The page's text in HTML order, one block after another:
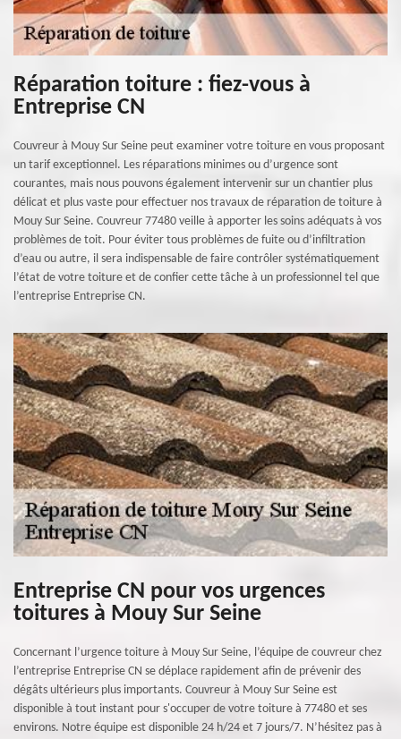
Réparation toiture : fiez-vous à
Entreprise CN
Couvreur à Mouy Sur Seine peut examiner votre toiture en vous proposant
un tarif exceptionnel. Les réparations minimes ou d’urgence sont
courantes, mais nous pouvons également intervenir sur un chantier plus
délicat et plus vaste pour effectuer nos travaux de réparation de toiture à
Mouy Sur Seine. Couvreur 77480 veille à apporter les soins adéquats à vos
problèmes de toit. Pour éviter tous problèmes de fuite ou d’infiltration
d’eau ou autre, il sera indispensable de faire contrôler systématiquement
l’état de votre toiture et de confier cette tâche à un professionnel tel que
l’entreprise Entreprise CN.
Entreprise CN pour vos urgences
toitures à Mouy Sur Seine
Concernant l’urgence toiture à Mouy Sur Seine, l’équipe de couvreur chez
l’entreprise Entreprise CN se déplace rapidement afin de prévenir des
dégâts ultérieurs plus importants. Couvreur à Mouy Sur Seine est
disponible à tout instant pour s'occuper de votre toiture à 77480 et ses
environs. Notre équipe est disponible 24 h/24 et 7 jours/7. N’hésitez pas à